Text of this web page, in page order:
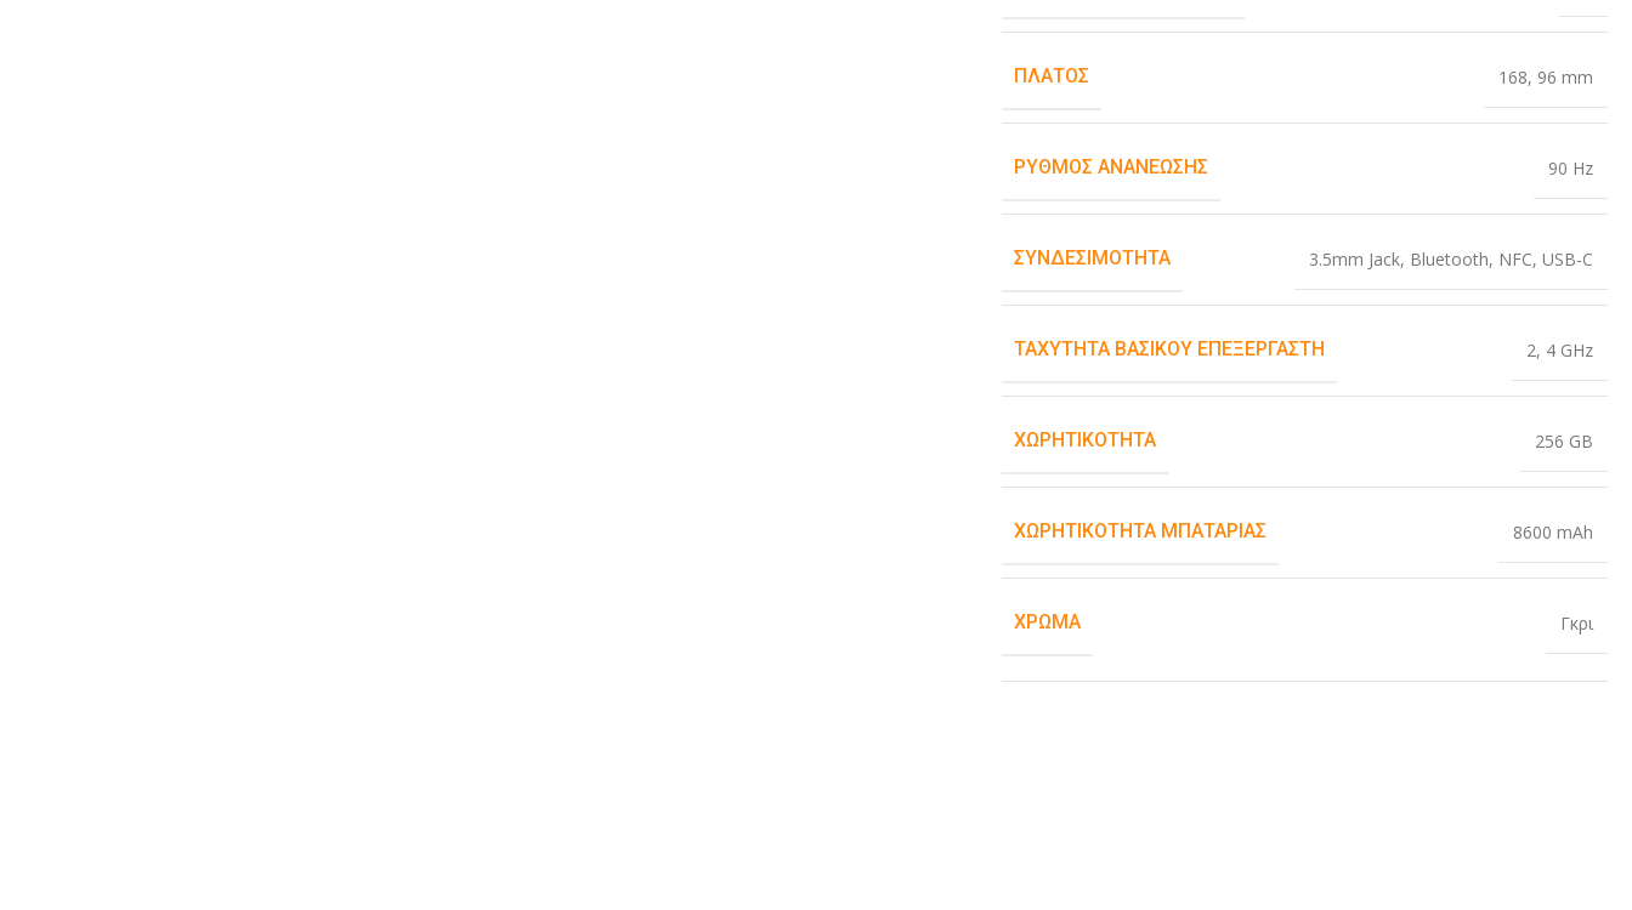
ΠΛΆΤΟΣ 168, 96 mm
ΡΥΘΜΌΣ ΑΝΑΝΈΩΣΗΣ 90 Hz
ΣΥΝΔΕΣΙΜΌΤΗΤΑ 3.5mm Jack, Bluetooth, NFC, USB-C
ΤΑΧΎΤΗΤΑ ΒΑΣΙΚΟΎ ΕΠΕΞΕΡΓΑΣΤΉ 2, 4 GHz
ΧΩΡΗΤΙΚΌΤΗΤΑ 256 GB
ΧΩΡΗΤΙΚΌΤΗΤΑ ΜΠΑΤΑΡΊΑΣ 8600 mAh
ΧΡΏΜΑ Γκρι